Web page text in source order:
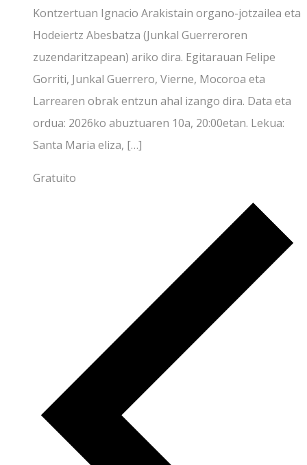
Kontzertuan Ignacio Arakistain organo-jotzailea eta
Hodeiertz Abesbatza (Junkal Guerreroren
zuzendaritzapean) ariko dira. Egitarauan Felipe
Gorriti, Junkal Guerrero, Vierne, Mocoroa eta
Larrearen obrak entzun ahal izango dira. Data eta
ordua: 2026ko abuztuaren 10a, 20:00etan. Lekua:
Santa Maria eliza, […]
Gratuito